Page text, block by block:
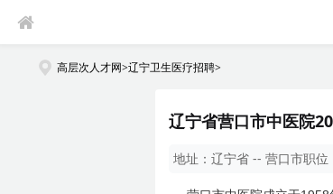
高层次人才网>辽宁卫生医疗招聘>
辽宁省营口市中医院
地址： 辽宁省 -- 营口市职位